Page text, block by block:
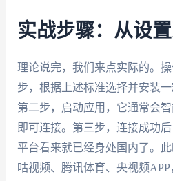
实战步骤：从设
理论说完，我们来点实际的。
步，根据上述标准选择并安装一
第二步，启动应用，它通常会
即可连接。第三步，连接成功
平台看来就已经身处国内了。
咕视频、腾讯体育、央视频